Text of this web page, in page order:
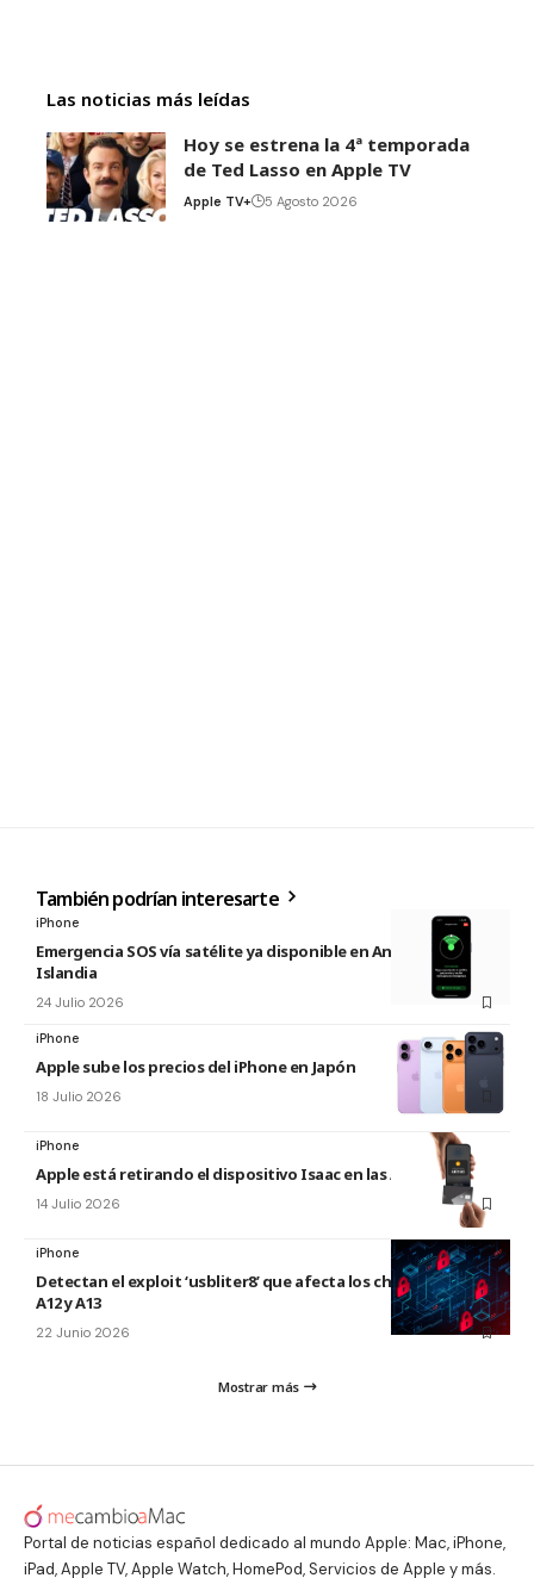
Las noticias más leídas
Hoy se estrena la 4ª temporada
de Ted Lasso en Apple TV
Apple TV+ 5 Agosto 2026
También podrían interesarte
iPhone
Emergencia SOS vía satélite ya disponible en Andorra e
Islandia
24 Julio 2026
iPhone
Apple sube los precios del iPhone en Japón
18 Julio 2026
iPhone
Apple está retirando el dispositivo Isaac en las Apple Store
14 Julio 2026
iPhone
Detectan el exploit ‘usbliter8’ que afecta los chips de Apple
A12 y A13
22 Junio 2026
Mostrar más
Portal de noticias español dedicado al mundo Apple: Mac, iPhone,
iPad, Apple TV, Apple Watch, HomePod, Servicios de Apple y más.